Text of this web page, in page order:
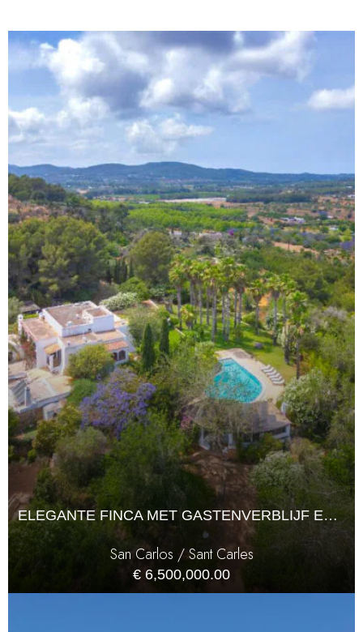
ELEGANTE FINCA MET GASTENVERBLIJF EN UITZICHT OP DE NICA MORNA-VALLEI
San Carlos / Sant Carles
€ 6,500,000.00